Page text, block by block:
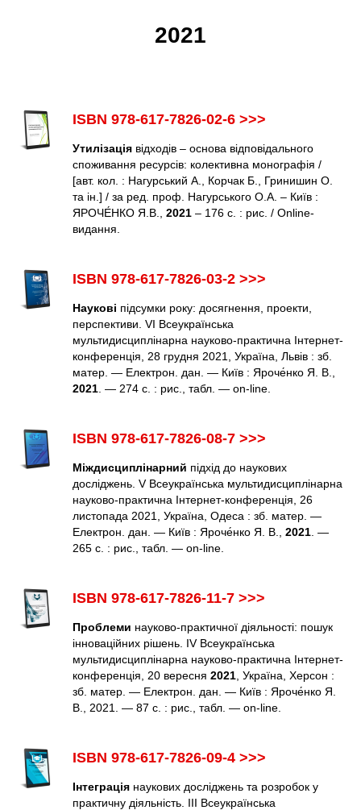
2021
ISBN 978-617-7826-02-6 >>>
Утилізація відходів – основа відповідального
споживання ресурсів: колективна монографія /
[авт. кол. : Нагурський А., Корчак Б., Гринишин О.
та ін.] / за ред. проф. Нагурського О.А. – Київ :
ЯРОЧЕ́НКО Я.В., 2021 – 176 с. : рис. / Online-
видання.
ISBN 978-617-7826-03-2 >>>
Наукові підсумки року: досягнення, проекти,
перспективи. VІ Всеукраїнська
мультидисциплінарна науково-практична Інтернет-
конференція, 28 грудня 2021, Україна, Львів : зб.
матер. — Електрон. дан. — Київ : Яроче́нко Я. В.,
2021 . — 274 с. : рис., табл. — оn-line.
ISBN 978-617-7826-08-7 >>>
Міждисциплінарний підхід до наукових
досліджень. V Всеукраїнська мультидисциплінарна
науково-практична Інтернет-конференція, 26
листопада 2021, Україна, Одеса : зб. матер. —
Електрон. дан. — Київ : Яроче́нко Я. В., 2021 . —
265 с. : рис., табл. — оn-line.
ISBN 978-617-7826-11-7 >>>
Проблеми науково-практичної діяльності: пошук
інноваційних рішень. ІV Всеукраїнська
мультидисциплінарна науково-практична Інтернет-
конференція, 20 вересня 2021 , Україна, Херсон :
зб. матер. — Електрон. дан. — Київ : Яроче́нко Я.
В., 2021. — 87 с. : рис., табл. — оn-line.
ISBN 978-617-7826-09-4 >>>
Інтеграція наукових досліджень та розробок у
практичну діяльність. ІІІ Всеукраїнська